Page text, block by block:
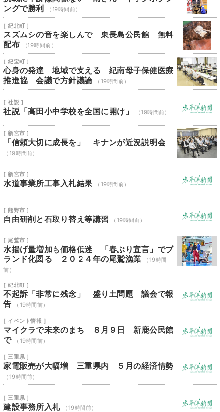
ングで勝利
（19時間前）
[ 紀北町 ]
スズムシの音を楽しんで 東長島公民館 無料
配布
（19時間前）
[ 紀宝町 ]
心身の発達 地域で支える 紀南母子保健医療
推進協 会議で方針議論
（19時間前）
[ 社説 ]
社説「高田小中学校を全国に開け」 （19時間前）
[ 新宮市 ]
「信頼大切に成長を」 キナンが近況説明会
（19時間前）
[ 新宮市 ]
水道事業所工事入札結果 （19時間前）
[ 熊野市 ]
自由研削と石取り替え等講習 （19時間前）
[ 尾鷲市 ]
水揚げ量増加も価格低迷 「春ぶり宣言」でブ
ランド化図る ２０２４年の尾鷲漁業
（19時間
前）
[ 紀北町 ]
不起訴「非常に残念」 盛り土問題 議会で報
告
（19時間前）
[ イベント情報 ]
マイクラで未来のまち ８月９日 新鹿公民館
で
（19時間前）
[ 三重県 ]
家電販売が大幅増 三重県内 ５月の経済情勢
（19時間前）
[ 三重県 ]
建設事務所入札 （19時間前）